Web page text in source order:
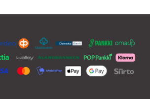
valinnat
tuotteen
sivulla.